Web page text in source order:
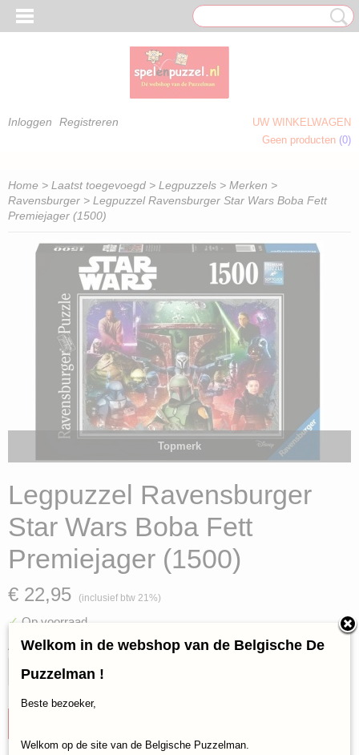
Inloggen Registreren
UW WINKELWAGEN
Geen producten (0)
Home > Laatst toegevoegd > Legpuzzels > Merken >
Ravensburger > Legpuzzel Ravensburger Star Wars Boba Fett
Premiejager (1500)
Topmerk
Legpuzzel Ravensburger
Star Wars Boba Fett
Premiejager (1500)
€ 22,95 (inclusief btw 21%)
✓ Op voorraad
Aantal
Welkom in de webshop van de Belgische De
Puzzelman !
Beste bezoeker,
Welkom op de site van de Belgische Puzzelman.